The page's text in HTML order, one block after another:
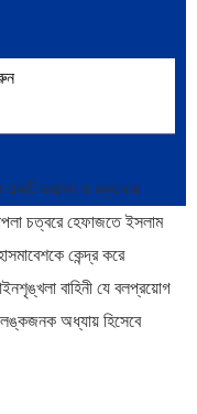
ও আর্জেন্টিনার কালো অধ্যায়:…
বর্তমানে মোট দেশের সংখ্যা…
একটি ভয়াবহ ও রক্তঝরা
চত্বরে হেফাজতে ইসলাম
কেন্দ্র করে
বাহিনী যে বলপ্রয়োগ
অধ্যায় হিসেবে